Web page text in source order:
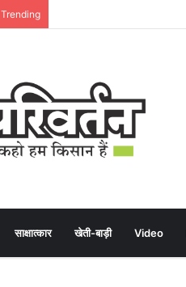
Trending
साक्षात्कार खेती-बाड़ी Video